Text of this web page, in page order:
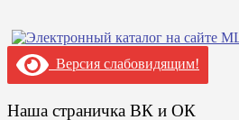
Версия слабовидящим!
Наша страничка ВК и ОК